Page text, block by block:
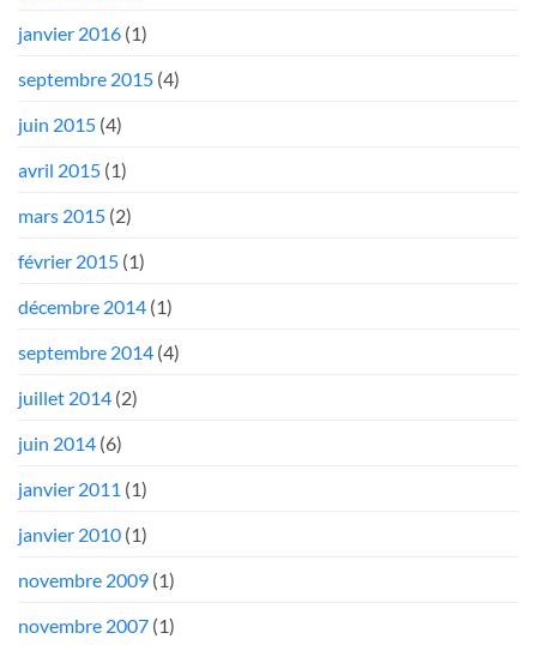
janvier 2016 (1)
septembre 2015 (4)
juin 2015 (4)
avril 2015 (1)
mars 2015 (2)
février 2015 (1)
décembre 2014 (1)
septembre 2014 (4)
juillet 2014 (2)
juin 2014 (6)
janvier 2011 (1)
janvier 2010 (1)
novembre 2009 (1)
novembre 2007 (1)